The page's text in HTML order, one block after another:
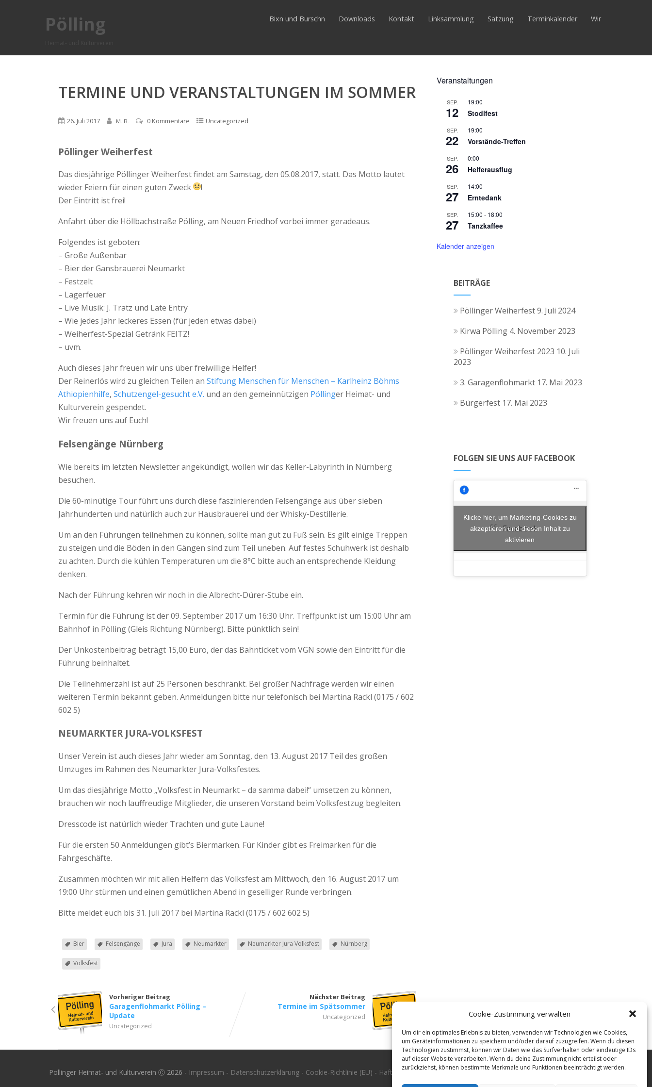
Cookie-Zustimmung verwalten
Um dir ein optimales Erlebnis zu bieten, verwenden wir Technologien wie Cookies,
um Geräteinformationen zu speichern und/oder darauf zuzugreifen. Wenn du diesen
Technologien zustimmst, können wir Daten wie das Surfverhalten oder eindeutige IDs
auf dieser Website verarbeiten. Wenn du deine Zustimmung nicht erteilst oder
zurückziehst, können bestimmte Merkmale und Funktionen beeinträchtigt werden.
Pölling Bixn und Burschn Downloads Kontakt Linksammlung Satzung Terminkalender Wir
TERMINE UND VERANSTALTUNGEN IM SOMMER
26. Juli 2017 M. B. 0 Kommentare Uncategorized
Pöllinger Weiherfest
Das diesjährige Pöllinger Weiherfest findet am Samstag, den 05.08.2017, statt. Das Motto lautet
wieder Feiern für einen guten Zweck
!
Der Eintritt ist frei!
Anfahrt über die Höllbachstraße Pölling, am Neuen Friedhof vorbei immer geradeaus.
Folgendes ist geboten:
– Große Außenbar
– Bier der Gansbrauerei Neumarkt
– Festzelt
– Lagerfeuer
– Live Musik: J. Tratz und Late Entry
– Wie jedes Jahr leckeres Essen (für jeden etwas dabei)
– Weiherfest-Spezial Getränk FEITZ!
– uvm.
Auch dieses Jahr freuen wir uns über freiwillige Helfer!
Der Reinerlös wird zu gleichen Teilen anStiftung Menschen für Menschen – Karlheinz Böhms
Äthiopienhilfe,Schutzengel-gesucht e.V. und an den gemeinnützigen Pöllinger Heimat- und
Kulturverein gespendet.
Wir freuen uns auf Euch!
Felsengänge Nürnberg
Wie bereits im letzten Newsletter angekündigt, wollen wir das Keller-Labyrinth in Nürnberg
besuchen.
Die 60-minütige Tour führt uns durch diese faszinierenden Felsengänge aus über sieben
Jahrhunderten und natürlich auch zur Hausbrauerei und der Whisky-Destillerie.
Um an den Führungen teilnehmen zu können, sollte man gut zu Fuß sein. Es gilt einige Treppen
zu steigen und die Böden in den Gängen sind zum Teil uneben. Auf festes Schuhwerk ist deshalb
zu achten. Durch die kühlen Temperaturen um die 8°C bitte auch an entsprechende Kleidung
denken.
Nach der Führung kehren wir noch in die Albrecht-Dürer-Stube ein.
Termin für die Führung ist der 09. September 2017 um 16:30 Uhr. Treffpunkt ist um 15:00 Uhr am
Bahnhof in Pölling (Gleis Richtung Nürnberg). Bitte pünktlich sein!
Der Unkostenbeitrag beträgt 15,00 Euro, der das Bahnticket vom VGN sowie den Eintritt für die
Führung beinhaltet.
Die Teilnehmerzahl ist auf 25 Personen beschränkt. Bei großer Nachfrage werden wir einen
weiteren Termin bekannt geben. Anmeldungen bitte nur telefonisch bei Martina Rackl (0175 / 602
602 5)
NEUMARKTER JURA-VOLKSFEST
Unser Verein ist auch dieses Jahr wieder am Sonntag, den 13. August 2017 Teil des großen
Umzuges im Rahmen des Neumarkter Jura-Volksfestes.
Um das diesjährige Motto „Volksfest in Neumarkt – da samma dabei!“ umsetzen zu können,
brauchen wir noch lauffreudige Mitglieder, die unseren Vorstand beim Volksfestzug begleiten.
Dresscode ist natürlich wieder Trachten und gute Laune!
Für die ersten 50 Anmeldungen gibt’s Biermarken. Für Kinder gibt es Freimarken für die
Fahrgeschäfte.
Zusammen möchten wir mit allen Helfern das Volksfest am Mittwoch, den 16. August 2017 um
19:00 Uhr stürmen und einen gemütlichen Abend in geselliger Runde verbringen.
Bitte meldet euch bis 31. Juli 2017 bei Martina Rackl (0175 / 602 602 5)
Bier Felsengänge Jura Neumarkter Neumarkter Jura Volksfest Nürnberg
Volksfest
Vorheriger Beitrag
Garagenflohmarkt Pölling –
Update
Uncategorized
Nächster Beitrag
Termine im Spätsommer
Uncategorized
Veranstaltungen
SEP.
12
19:00
Stodlfest
SEP.
22
19:00
Vorstände-Treffen
SEP.
26
0:00
Helferausflug
SEP.
27
14:00
Erntedank
SEP.
27
15:00 - 18:00
Tanzkaffee
Kalender anzeigen
BEITRÄGE
Pöllinger Weiherfest9. Juli 2024
Kirwa Pölling 4. November 2023
Pöllinger Weiherfest 2023 10. Juli
2023
3. Garagenflohmarkt 17. Mai 2023
Bürgerfest 17. Mai 2023
FOLGEN SIE UNS AUF FACEBOOK
Facebook
Klicke hier, um Marketing-Cookies zu
akzeptieren und diesen Inhalt zu
aktivieren
Pöllinger Heimat- und Kulturverein Ⓒ 2026 - Impressum - Datenschutzerklärung- Cookie-Richtlinie (EU) - Haftungsausschluss-AGB